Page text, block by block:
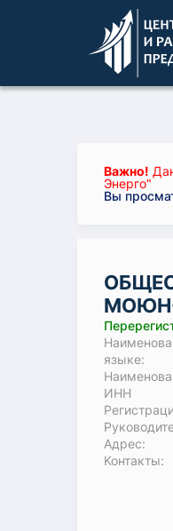
Важно!
Энерго"
Вы
языке:
ИНН
Адрес:
Koнтaкты: